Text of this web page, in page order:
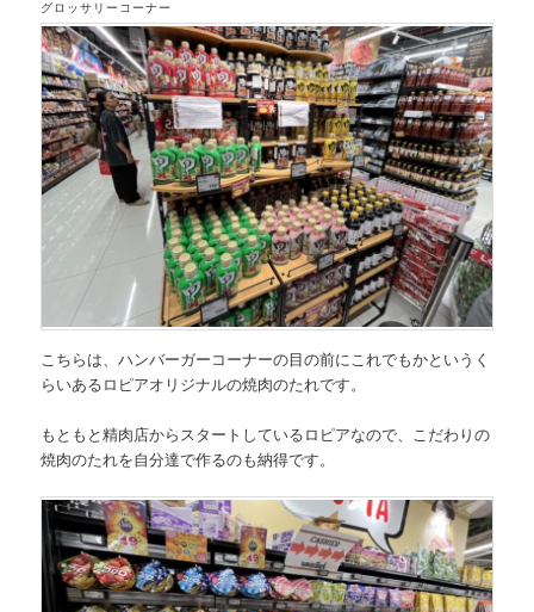
グロッサリーコーナー
こちらは、ハンバーガーコーナーの目の前にこれでもかというく
らいあるロピアオリジナルの焼肉のたれです。
もともと精肉店からスタートしているロピアなので、こだわりの
焼肉のたれを自分達で作るのも納得です。